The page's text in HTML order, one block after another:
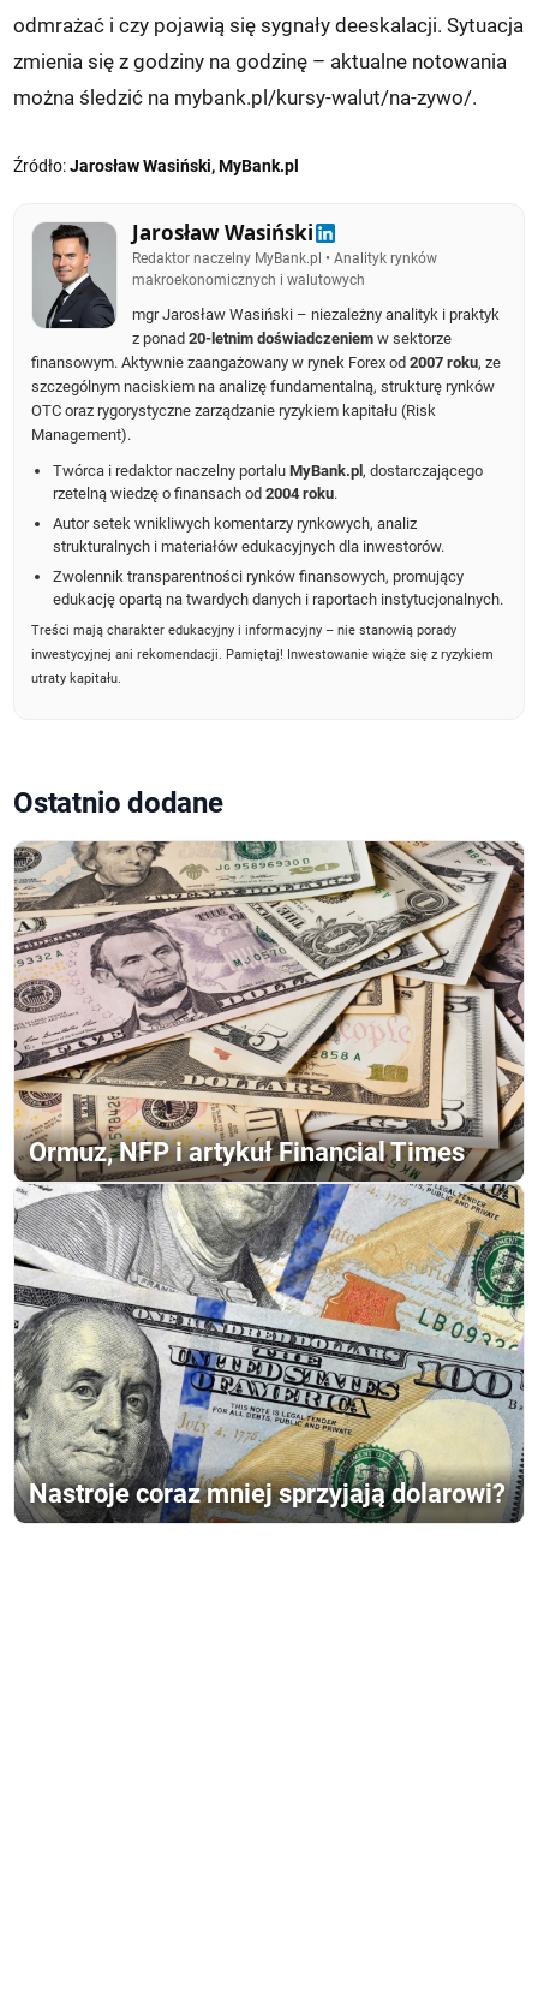
odmrażać i czy pojawią się sygnały deeskalacji. Sytuacja
zmienia się z godziny na godzinę – aktualne notowania
można śledzić na mybank.pl/kursy-walut/na-zywo/.
Źródło:Jarosław Wasiński, MyBank.pl
Jarosław Wasiński
Redaktor naczelny MyBank.pl • Analityk rynków
makroekonomicznych i walutowych
mgr Jarosław Wasiński – niezależny analityk i praktyk
z ponad20-letnim doświadczeniem w sektorze
finansowym. Aktywnie zaangażowany w rynek Forex od2007 roku, ze
szczególnym naciskiem na analizę fundamentalną, strukturę rynków
OTC oraz rygorystyczne zarządzanie ryzykiem kapitału (Risk
Management).
Twórca i redaktor naczelny portaluMyBank.pl, dostarczającego
rzetelną wiedzę o finansach od2004 roku.
Autor setek wnikliwych komentarzy rynkowych, analiz
strukturalnych i materiałów edukacyjnych dla inwestorów.
Zwolennik transparentności rynków finansowych, promujący
edukację opartą na twardych danych i raportach instytucjonalnych.
Treści mają charakter edukacyjny i informacyjny – nie stanowią porady
inwestycyjnej ani rekomendacji. Pamiętaj! Inwestowanie wiąże się z ryzykiem
utraty kapitału.
Ostatnio dodane
Ormuz, NFP i artykuł Financial Times
Nastroje coraz mniej sprzyjają dolarowi?